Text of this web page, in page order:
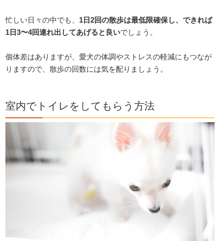
忙しい日々の中でも、 1日2回の散歩は最低限確保し、できれば
1日3〜4回連れ出してあげると良いでしょう。
個体差はありますが、愛犬の体調やストレスの軽減にもつなが
りますので、散歩の回数には気を配りましょう。
室内でトイレをしてもらう方法